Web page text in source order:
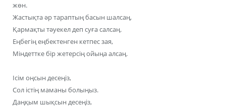
жөн.
Жастықта әр тараптың басын шалсаң,
Қармақты тәуекел деп суға салсаң.
Еңбегің еңбектенген кетпес зая,
Міндеттке бір жетерсің ойыңа алсаң.
Ісім оңсын десеңіз,
Сол істің маманы болыңыз.
Даңқым шықсын десеңіз,